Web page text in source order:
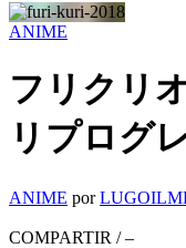
ANIME
フリクリ
リプログ
ANIME por
COMPARTIR / –